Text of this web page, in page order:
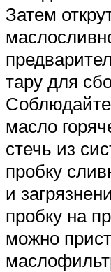
Затем
тару для
масло
стечь из
пробку
и
пробку на
можно